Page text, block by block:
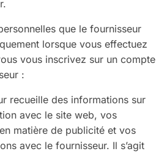
que le fournisseur
lorsque vous effectuez
vous inscrivez sur un compte
:
recueille des informations sur
avec le site web, vos
matière de publicité et vos
avec le fournisseur. Il s’agit